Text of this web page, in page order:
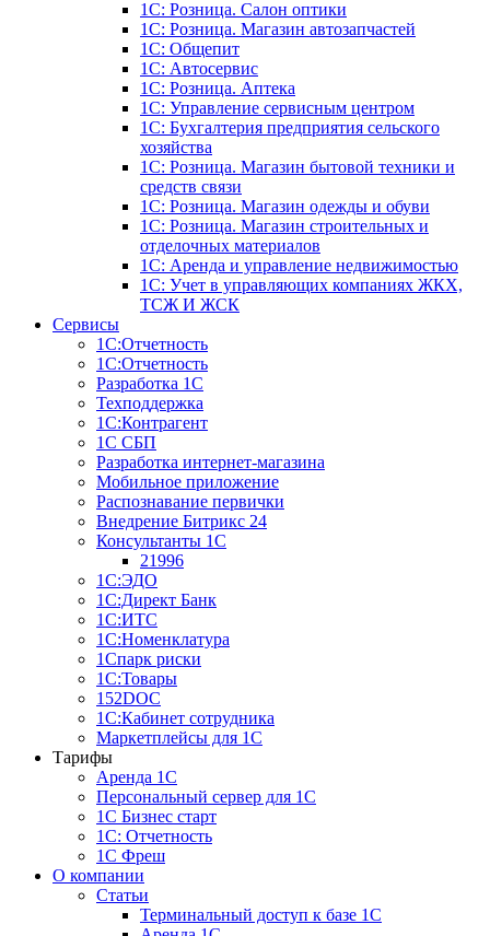
1С: Розница. Салон оптики
1С: Розница. Магазин автозапчастей
1C: Общепит
1С: Автосервис
1С: Розница. Аптека
1С: Управление сервисным центром
1С: Бухгалтерия предприятия сельского
хозяйства
1С: Розница. Магазин бытовой техники и
средств связи
1С: Розница. Магазин одежды и обуви
1С: Розница. Магазин строительных и
отделочных материалов
1С: Аренда и управление недвижимостью
1C: Учет в управляющих компаниях ЖКХ,
ТСЖ И ЖСК
Сервисы
1С:Отчетность
1С:Отчетность
Разработка 1С
Техподдержка
1С:Контрагент
1С СБП
Разработка интернет-магазина
Мобильное приложение
Распознавание первички
Внедрение Битрикс 24
Консультанты 1С
21996
1С:ЭДО
1С:Директ Банк
1С:ИТС
1С:Номенклатура
1Спарк риски
1С:Товары
152DOC
1С:Кабинет сотрудника
Маркетплейсы для 1С
Тарифы
Аренда 1С
Персональный сервер для 1С
1С Бизнес старт
1С: Отчетность
1C Фреш
О компании
Статьи
Терминальный доступ к базе 1С